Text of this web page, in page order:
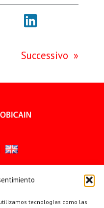
tecnologías como las
Successivo »